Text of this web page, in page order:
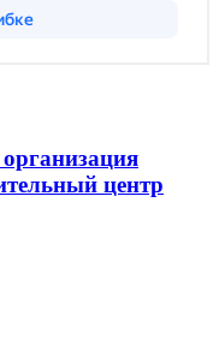
центр